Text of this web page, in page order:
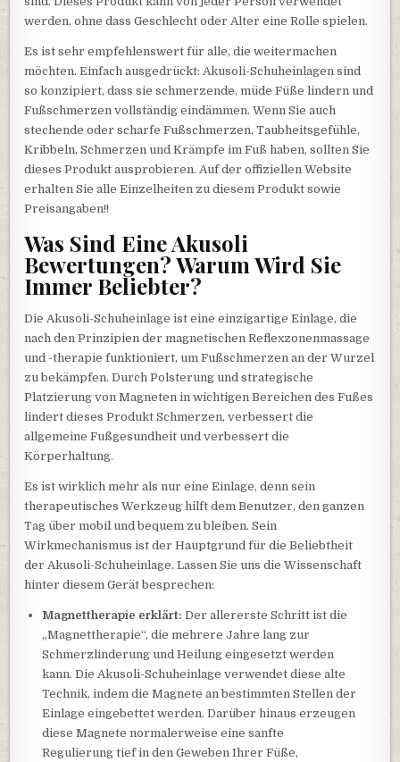
werden, ohne dass Geschlecht oder Alter eine Rolle spielen.
Es ist sehr empfehlenswert für alle, die weitermachen
möchten. Einfach ausgedrückt: Akusoli-Schuheinlagen sind
so konzipiert, dass sie schmerzende, müde Füße lindern und
Fußschmerzen vollständig eindämmen. Wenn Sie auch
stechende oder scharfe Fußschmerzen, Taubheitsgefühle,
Kribbeln, Schmerzen und Krämpfe im Fuß haben, sollten Sie
dieses Produkt ausprobieren. Auf der offiziellen Website
erhalten Sie alle Einzelheiten zu diesem Produkt sowie
Preisangaben!!
Was Sind Eine Akusoli
Bewertungen? Warum Wird Sie
Immer Beliebter?
Die Akusoli-Schuheinlage ist eine einzigartige Einlage, die
nach den Prinzipien der magnetischen Reflexzonenmassage
und -therapie funktioniert, um Fußschmerzen an der Wurzel
zu bekämpfen. Durch Polsterung und strategische
Platzierung von Magneten in wichtigen Bereichen des Fußes
lindert dieses Produkt Schmerzen, verbessert die
allgemeine Fußgesundheit und verbessert die
Körperhaltung.
Es ist wirklich mehr als nur eine Einlage, denn sein
therapeutisches Werkzeug hilft dem Benutzer, den ganzen
Tag über mobil und bequem zu bleiben. Sein
Wirkmechanismus ist der Hauptgrund für die Beliebtheit
der Akusoli-Schuheinlage. Lassen Sie uns die Wissenschaft
hinter diesem Gerät besprechen:
Magnettherapie erklärt:Der allererste Schritt ist die
„Magnettherapie“, die mehrere Jahre lang zur
Schmerzlinderung und Heilung eingesetzt werden
kann. Die Akusoli-Schuheinlage verwendet diese alte
Technik, indem die Magnete an bestimmten Stellen der
Einlage eingebettet werden. Darüber hinaus erzeugen
diese Magnete normalerweise eine sanfte
Regulierung tief in den Geweben Ihrer Füße,